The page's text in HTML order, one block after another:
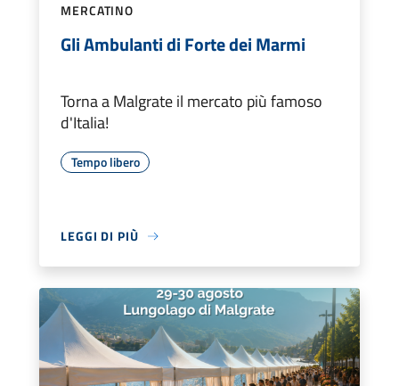
MERCATINO
Gli Ambulanti di Forte dei Marmi
Torna a Malgrate il mercato più famoso
d'Italia!
Tempo libero
LEGGI DI PIÙ